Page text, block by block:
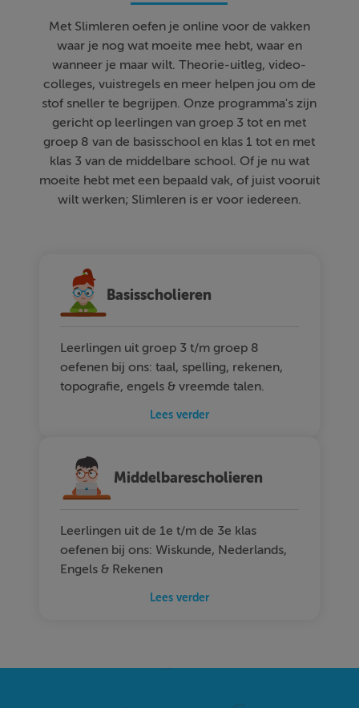
Met Slimleren oefen je online voor de vakken
waar je nog wat moeite mee hebt, waar en
wanneer je maar wilt. Theorie-uitleg, video-
colleges, vuistregels en meer helpen jou om de
stof sneller te begrijpen. Onze programma's zijn
gericht op leerlingen van groep 3 tot en met
groep 8 van de basisschool en klas 1 tot en met
klas 3 van de middelbare school. Of je nu wat
moeite hebt met een bepaald vak, of juist vooruit
wilt werken; Slimleren is er voor iedereen.
Basisscholieren
Leerlingen uit groep 3 t/m groep 8
oefenen bij ons: taal, spelling, rekenen,
topografie, engels & vreemde talen.
Lees verder
Middelbarescholieren
Leerlingen uit de 1e t/m de 3e klas
oefenen bij ons: Wiskunde, Nederlands,
Engels & Rekenen
Lees verder